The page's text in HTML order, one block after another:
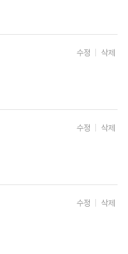
수정 삭제
수정 삭제
수정 삭제